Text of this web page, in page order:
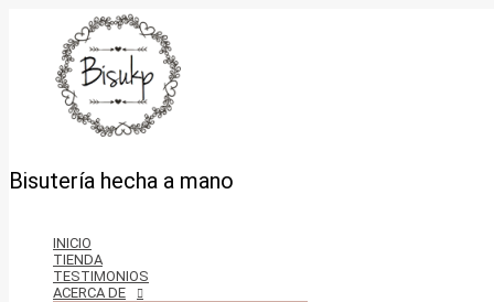
contenido
Bisutería hecha a mano
INICIO
TIENDA
TESTIMONIOS
ACERCA DE